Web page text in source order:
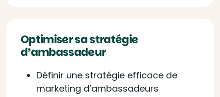
Optimiser sa stratégie
d’ambassadeur
Définir une stratégie efficace de
marketing d’ambassadeurs